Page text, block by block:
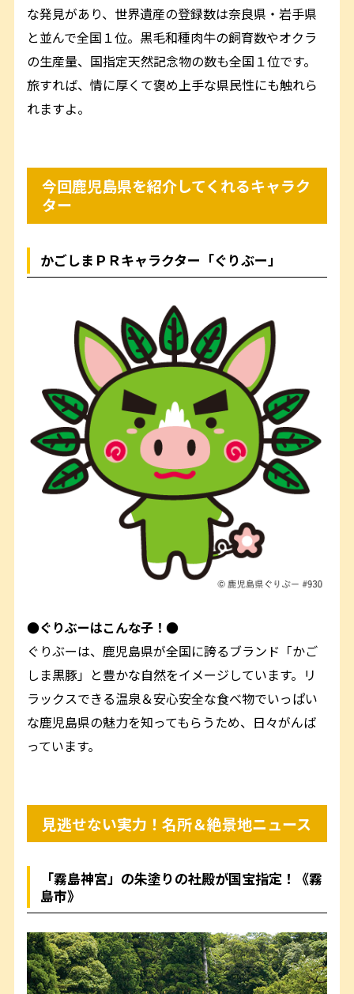
な発見があり、世界遺産の登録数は奈良県・岩手県
と並んで全国１位。黒毛和種肉牛の飼育数やオクラ
の生産量、国指定天然記念物の数も全国１位です。
旅すれば、情に厚くて褒め上手な県民性にも触れら
れますよ。
今回鹿児島県を紹介してくれるキャラク
ター
かごしまＰＲキャラクター「ぐりぶー」
●ぐりぶーはこんな子！●
ぐりぶーは、鹿児島県が全国に誇るブランド「かご
しま黒豚」と豊かな自然をイメージしています。リ
ラックスできる温泉＆安心安全な食べ物でいっぱい
な鹿児島県の魅力を知ってもらうため、日々がんば
っています。
見逃せない実力！名所＆絶景地ニュース
「霧島神宮」の朱塗りの社殿が国宝指定！《霧
島市》